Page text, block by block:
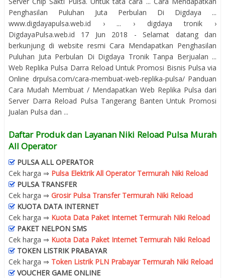
Penghasilan Puluhan Juta Perbulan Di Digdaya ...
www.digdayapulsa.web.id › ... › digdaya tronik ›
DigdayaPulsa.web.id 17 Jun 2018 - Selamat datang dan
berkunjung di website resmi Cara Mendapatkan Penghasilan
Puluhan Juta Perbulan Di Digdaya Tronik Tanpa Berjualan ...
Web Replika Pulsa Darra Reload Untuk Promosi Bisnis Pulsa via
Online drpulsa.com/cara-membuat-web-replika-pulsa/ Panduan
Cara Mudah Membuat / Mendapatkan Web Replika Pulsa dari
Server Darra Reload Pulsa Tangerang Banten Untuk Promosi
Jualan Pulsa dan ...
Daftar Produk dan Layanan Niki Reload Pulsa Murah
All Operator
PULSA ALL OPERATOR
Cek harga ⇒ Pulsa Elektrik All Operator Termurah Niki Reload
PULSA TRANSFER
Cek harga ⇒ Grosir Pulsa Transfer Termurah Niki Reload
KUOTA DATA INTERNET
Cek harga ⇒ Kuota Data Paket Internet Termurah Niki Reload
PAKET NELPON SMS
Cek harga ⇒ Kuota Data Paket Internet Termurah Niki Reload
TOKEN LISTRIK PRABAYAR
Cek harga ⇒ Token Listrik PLN Prabayar Termurah Niki Reload
VOUCHER GAME ONLINE